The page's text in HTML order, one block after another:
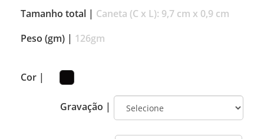
Tamanho total | Caneta (C x L): 9,7 cm x 0,9 cm
Peso (gm) | 126gm
Cor |
Gravação |